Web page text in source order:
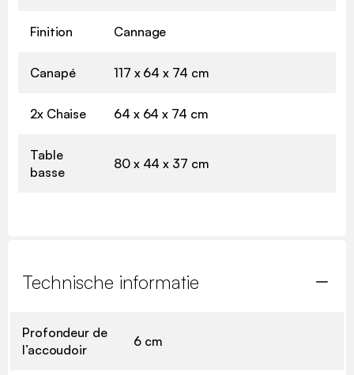
Finition Cannage
Canapé 117 x 64 x 74 cm
2x Chaise 64 x 64 x 74 cm
Table
basse
80 x 44 x 37 cm
Technische informatie
Profondeur de
l’accoudoir
6 cm